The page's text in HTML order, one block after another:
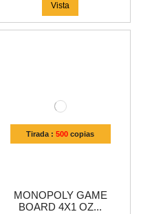
Vista
Tirada :500 copias
MONOPOLY GAME
BOARD 4X1 OZ...